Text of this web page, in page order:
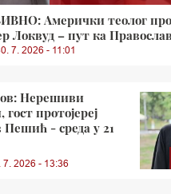
Амерички теолог
Локвуд – пут ка
7. 2026 - 11:01
Нерешиви
протојереј
- среда у 21
2026 - 13:36